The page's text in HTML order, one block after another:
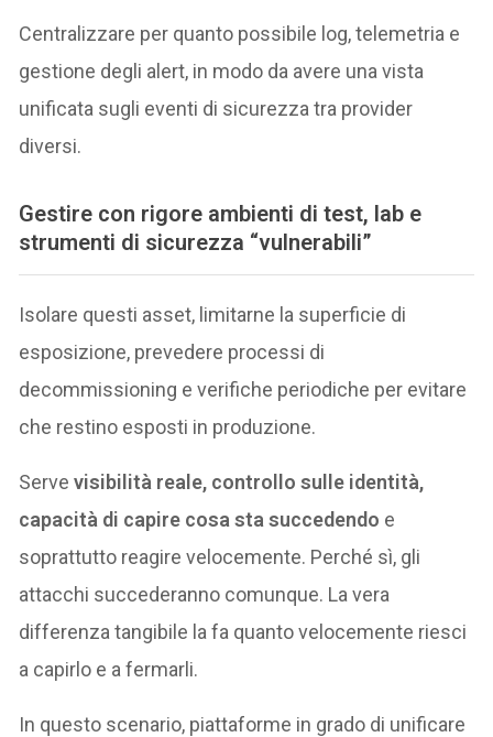
Centralizzare per quanto possibile log, telemetria e
gestione degli alert, in modo da avere una vista
unificata sugli eventi di sicurezza tra provider
diversi.
Gestire con rigore ambienti di test, lab e
strumenti di sicurezza “vulnerabili”
Isolare questi asset, limitarne la superficie di
esposizione, prevedere processi di
decommissioning e verifiche periodiche per evitare
che restino esposti in produzione.
Servevisibilità reale, controllo sulle identità,
capacità di capire cosa sta succedendo e
soprattutto reagire velocemente. Perché sì, gli
attacchi succederanno comunque. La vera
differenza tangibile la fa quanto velocemente riesci
a capirlo e a fermarli.
In questo scenario, piattaforme in grado di unificare